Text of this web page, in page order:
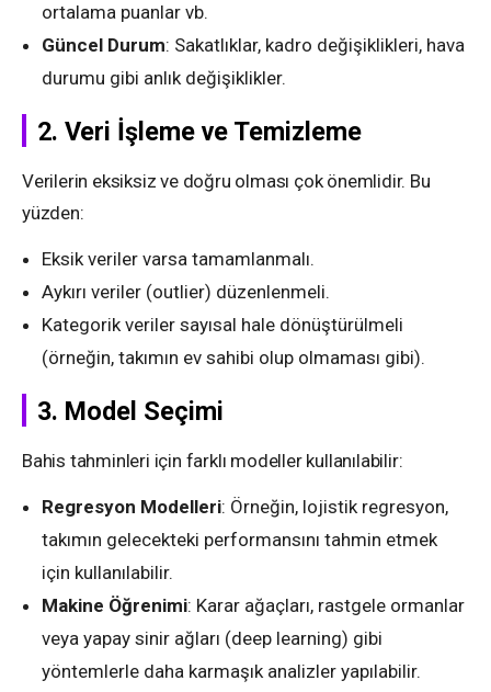
ortalama puanlar vb.
Güncel Durum: Sakatlıklar, kadro değişiklikleri, hava
durumu gibi anlık değişiklikler.
2. Veri İşleme ve Temizleme
Verilerin eksiksiz ve doğru olması çok önemlidir. Bu
yüzden:
Eksik veriler varsa tamamlanmalı.
Aykırı veriler (outlier) düzenlenmeli.
Kategorik veriler sayısal hale dönüştürülmeli
(örneğin, takımın ev sahibi olup olmaması gibi).
3. Model Seçimi
Bahis tahminleri için farklı modeller kullanılabilir:
Regresyon Modelleri: Örneğin, lojistik regresyon,
takımın gelecekteki performansını tahmin etmek
için kullanılabilir.
Makine Öğrenimi: Karar ağaçları, rastgele ormanlar
veya yapay sinir ağları (deep learning) gibi
yöntemlerle daha karmaşık analizler yapılabilir.